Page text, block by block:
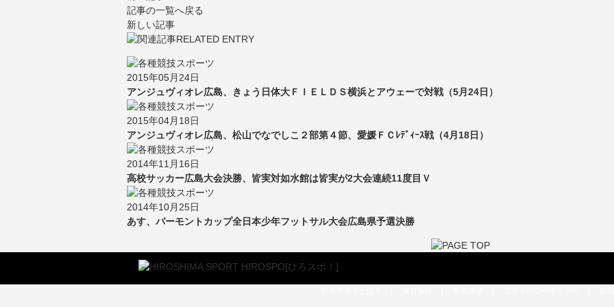
記事の一覧へ戻る
新しい記事
2015年05月24日
アンジュヴィオレ広島、きょう日体大ＦＩＥＬＤＳ横浜とアウェーで対戦（5月24日）
2015年04月18日
アンジュヴィオレ広島、松山でなでしこ２部第４節、愛媛ＦＣﾚﾃﾞｨｰｽ戦（4月18日）
2014年11月16日
高校サッカー広島大会決勝、皆実対如水館は皆実が2大会連続11度目Ｖ
2014年10月25日
あす、バーモントカップ全日本少年フットサル大会広島県予選決勝